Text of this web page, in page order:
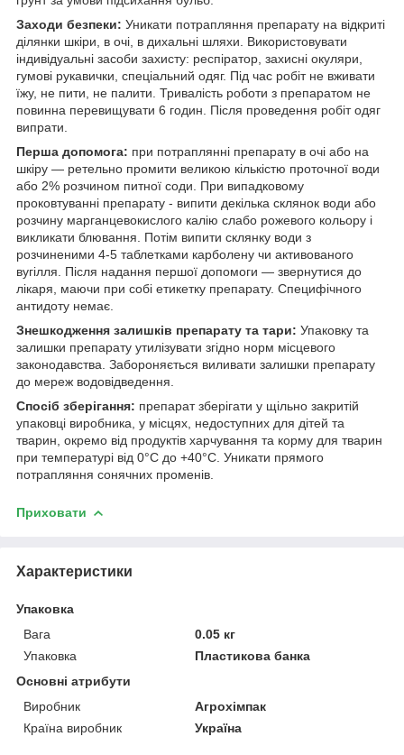
Заходи безпеки: Уникати потрапляння препарату на відкриті
ділянки шкіри, в очі, в дихальні шляхи. Використовувати
індивідуальні засоби захисту: респіратор, захисні окуляри,
гумові рукавички, спеціальний одяг. Під час робіт не вживати
їжу, не пити, не палити. Тривалість роботи з препаратом не
повинна перевищувати 6 годин. Після проведення робіт одяг
випрати.
Перша допомога: при потраплянні препарату в очі або на
шкіру — ретельно промити великою кількістю проточної води
або 2% розчином питної соди. При випадковому
проковтуванні препарату - випити декілька склянок води або
розчину марганцевокислого калію слабо рожевого кольору і
викликати блювання. Потім випити склянку води з
розчиненими 4-5 таблетками карболену чи активованого
вугілля. Після надання першої допомоги — звернутися до
лікаря, маючи при собі етикетку препарату. Специфічного
антидоту немає.
Знешкодження залишків препарату та тари: Упаковку та
залишки препарату утилізувати згідно норм місцевого
законодавства. Забороняється виливати залишки препарату
до мереж водовідведення.
Спосіб зберігання: препарат зберігати у щільно закритій
упаковці виробника, у місцях, недоступних для дітей та
тварин, окремо від продуктів харчування та корму для тварин
при температурі від 0°С до +40°С. Уникати прямого
потрапляння сонячних променів.
Приховати
Характеристики
Упаковка
Вага
0.05 кг
Упаковка
Пластикова банка
Основні атрибути
Виробник
Агрохімпак
Країна виробник
Україна